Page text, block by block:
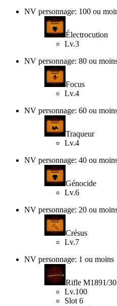
NV personnage: 100 ou
Électrocution
Lv.3
NV personnage: 80 ou
Focus
Lv.4
NV personnage: 60 ou
Traqueur
Lv.4
NV personnage: 40 ou
Génocide
Lv.6
NV personnage: 20 ou
Crésus
Lv.7
NV personnage: 1 ou moins
Rifle M1891/
Lv.100
Slot 6